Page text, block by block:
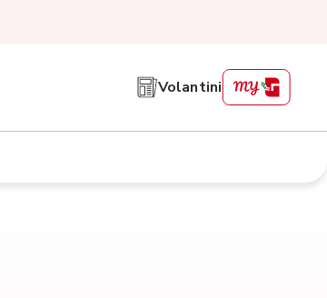
Volantini